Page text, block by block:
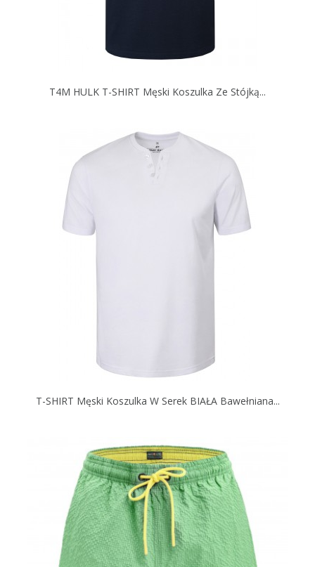
T4M HULK T-SHIRT Męski Koszulka Ze Stójką...
T-SHIRT Męski Koszulka W Serek BIAŁA Bawełniana...